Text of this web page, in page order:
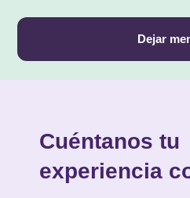
Dejar
Cuéntanos tu
experiencia